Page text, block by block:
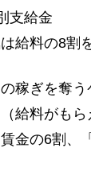
支給金
給料の8割
稼ぎを奪
給料がも
金の6割